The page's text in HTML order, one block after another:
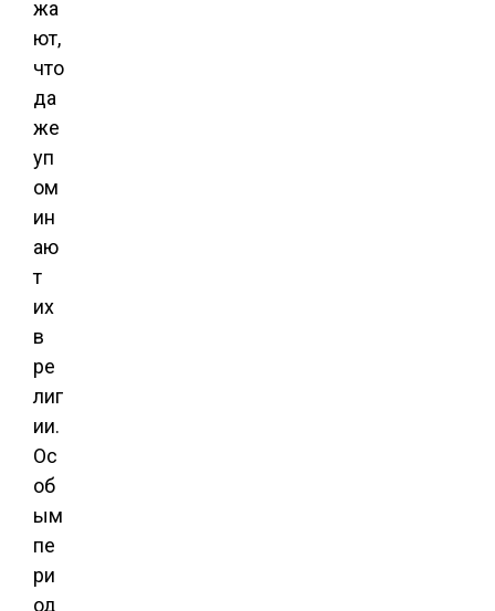
жа
ют,
что
да
же
уп
ом
ин
аю
т
их
в
ре
лиг
ии.
Ос
об
ым
пе
ри
од